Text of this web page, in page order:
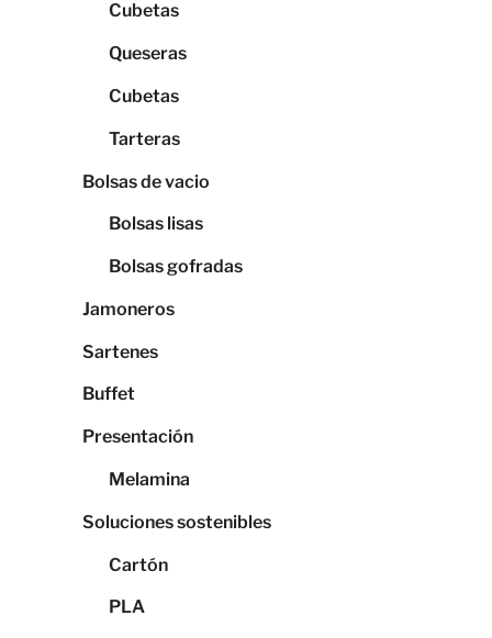
Cubetas
Queseras
Cubetas
Tarteras
Bolsas de vacio
Bolsas lisas
Bolsas gofradas
Jamoneros
Sartenes
Buffet
Presentación
Melamina
Soluciones sostenibles
Cartón
PLA